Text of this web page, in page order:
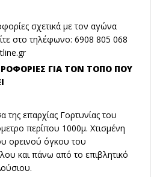
σχετικά με τον αγώνα
στo τηλέφωνo: 6908 805 068
ΓΙΑ ΤΟΝ ΤΟΠΟ ΠΟΥ
επαρχίας Γορτυνίας του
περίπου 1000μ. Χτισμένη
ορεινού όγκου του
και πάνω από το επιβλητικό